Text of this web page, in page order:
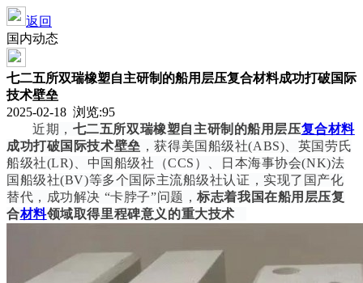
返回
国内动态
七二五所双瑞橡塑自主研制的船用层压复合材料成功打破国际
技术壁垒
2025-02-18 浏览:95
近期， 七二五所双瑞橡塑自主研制的船用层压复合材料
成功打破国际技术壁垒 ，获得美国船级社(ABS)、英国劳氏
船级社(LR)、 中国船级社 （CCS）、日本海事协会(NK)法
国船级社(BV)等多个国际主流船级社认证，实现了国产化
替代，成功解决 “卡脖子”问题，标志着我国在船用层压复
合材料领域取得里程碑意义的重大技术